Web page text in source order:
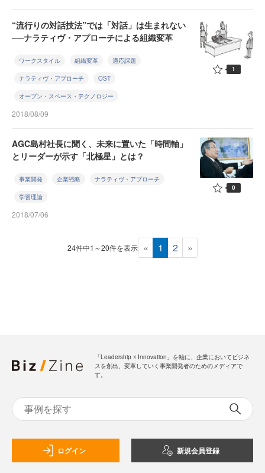
“流行りの対話技法”では「対話」は生まれない
──ナラティヴ・アプローチによる組織変革
ワークスタイル 組織変革 適応課題
ナラティヴ・アプローチ OST
オープン・スペース・テクノロジー
2018/08/09
1
AGC島村社長に聞く、未来に置いた「時間軸」
とリーダーが示す「北極星」とは？
事業開発 企業戦略 ナラティヴ・アプローチ
学習理論
2018/07/06
0
24件中1～20件を表示 « 1 2 »
「Leadership ☓ Innovation」を軸に、企業においてビジネ
スを創出、変革していく事業開発者のためのメディアで
す。
ログイン 新規会員登録